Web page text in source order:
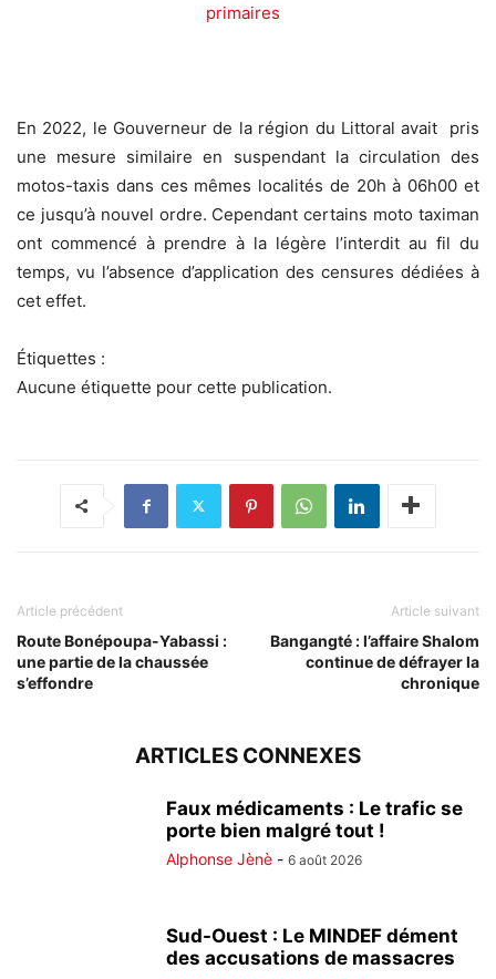
primaires
En 2022, le Gouverneur de la région du Littoral avait pris
une mesure similaire en suspendant la circulation des
motos-taxis dans ces mêmes localités de 20h à 06h00 et
ce jusqu’à nouvel ordre. Cependant certains moto taximan
ont commencé à prendre à la légère l’interdit au fil du
temps, vu l’absence d’application des censures dédiées à
cet effet.
Étiquettes :
Aucune étiquette pour cette publication.
Article précédent
Route Bonépoupa-Yabassi :
une partie de la chaussée
s’effondre
Article suivant
Bangangté : l’affaire Shalom
continue de défrayer la
chronique
ARTICLES CONNEXES
Faux médicaments : Le trafic se
porte bien malgré tout !
Alphonse Jènè - 6 août 2026
Sud-Ouest : Le MINDEF dément
des accusations de massacres